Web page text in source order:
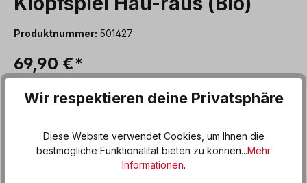
Produktnummer: 501427
69,90 €*
Benachrichtigen Sie mich
Wir respektieren deine Privatsphäre
Diese Website verwendet Cookies, um Ihnen die
bestmögliche Funktionalität bieten zu können...Mehr
Informationen.